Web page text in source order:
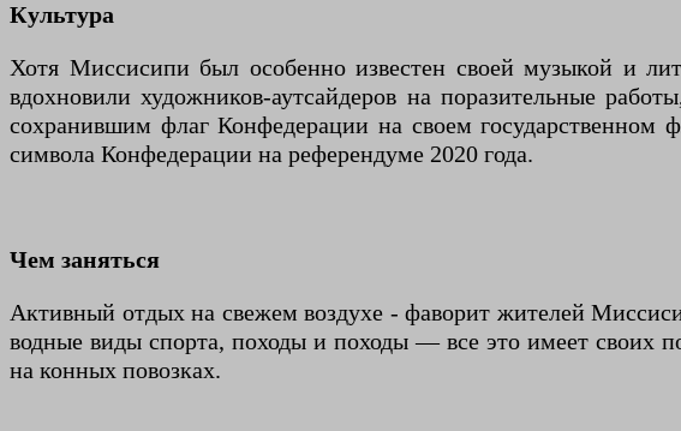
Культура
Хотя Миссисипи был особенно известен своей музыкой и
вдохновили художников-аутсайдеров на поразительные
сохранившим флаг Конфедерации на своем государственном
символа Конфедерации на референдуме 2020 года.
Чем заняться
Активный отдых на свежем воздухе - фаворит жителей
водные виды спорта, походы и походы — все это имеет своих
на конных повозках.